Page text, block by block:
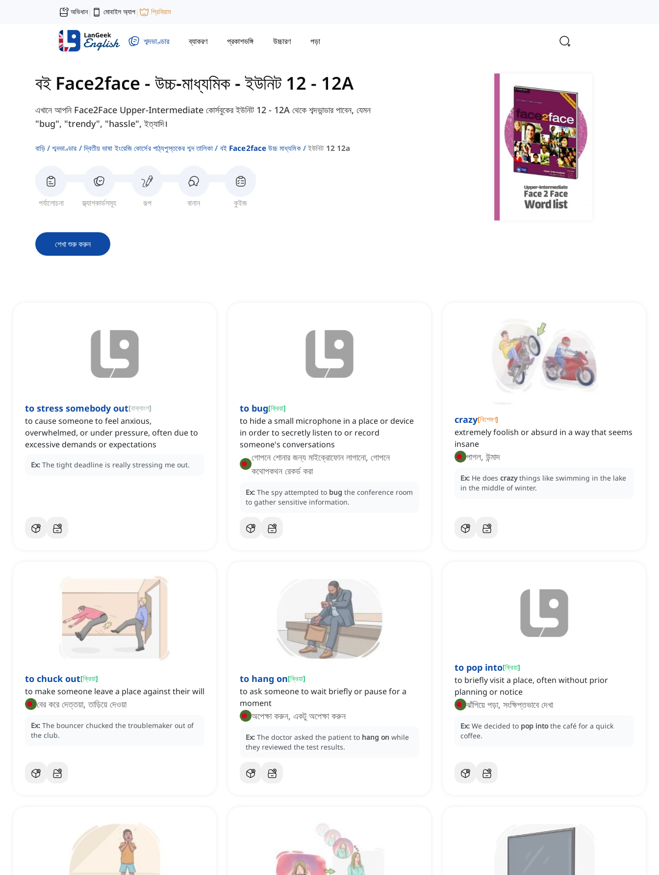
অভিধান| মোবাইল অ্যাপ| প্রিমিয়াম
শব্দভাণ্ডার ব্যাকরণ প্রকাশভঙ্গি উচ্চারণ পড়া
বই Face2face - উচ্চ-মাধ্যমিক -ইউনিট 12 - 12A
এখানে আপনি Face2Face Upper-Intermediate কোর্সবুকের ইউনিট 12 - 12A থেকে শব্দভান্ডার পাবেন, যেমন
"bug", "trendy", "hassle", ইত্যাদি।
বাড়ি শব্দভাণ্ডার দ্বিতীয় ভাষা ইংরেজি কোর্সের পাঠ্যপুস্তকের শব্দ তালিকা বই Face2face উচ্চ মাধ্যমিক ইউনিট 12 12a
পর্যালোচনা ফ্ল্যাশকার্ডসমূহ রূপ বানান কুইজ
শেখা শুরু করুন
to stress somebody out[বাক্যাংশ]
to cause someone to feel anxious,
overwhelmed, or under pressure, often due to
excessive demands or expectations
Ex: The tight deadline is really stressing me out.
to bug[ক্রিয়া]
to hide a small microphone in a place or device
in order to secretly listen to or record
someone's conversations
গোপনে শোনার জন্য মাইক্রোফোন লাগানো, গোপনে
কথোপকথন রেকর্ড করা
Ex: The spy attempted to bug the conference room
to gather sensitive information.
crazy[বিশেষণ]
extremely foolish or absurd in a way that seems
insane
পাগল, উন্মাদ
Ex: He does crazy things like swimming in the lake
in the middle of winter.
to chuck out[ক্রিয়া]
to make someone leave a place against their will
বের করে দেত্তয়া, তাড়িয়ে দেওয়া
Ex: The bouncer chucked the troublemaker out of
the club.
to hang on[ক্রিয়া]
to ask someone to wait briefly or pause for a
moment
অপেক্ষা করুন, একটু অপেক্ষা করুন
Ex: The doctor asked the patient to hang on while
they reviewed the test results.
to pop into[ক্রিয়া]
to briefly visit a place, often without prior
planning or notice
ঝাঁপিয়ে পড়া, সংক্ষিপ্তভাবে দেখা
Ex: We decided to pop into the café for a quick
coffee.